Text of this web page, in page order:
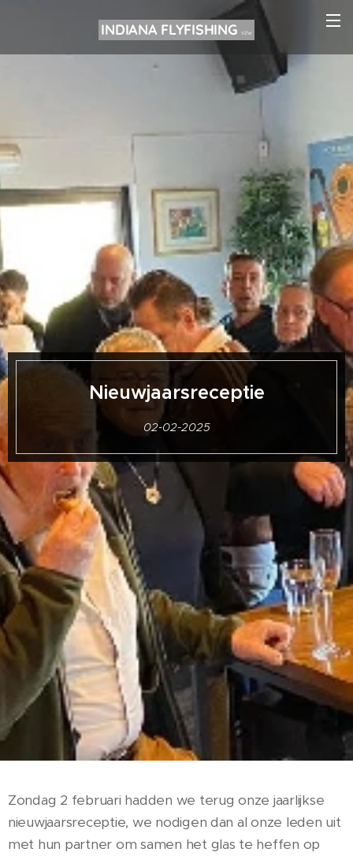
INDIANA FLYFISHINGVZW
Nieuwjaarsreceptie
02-02-2025
Zondag 2 februari hadden we terug onze jaarlijkse
nieuwjaarsreceptie, we nodigen dan al onze leden uit
met hun partner om samen het glas te heffen op